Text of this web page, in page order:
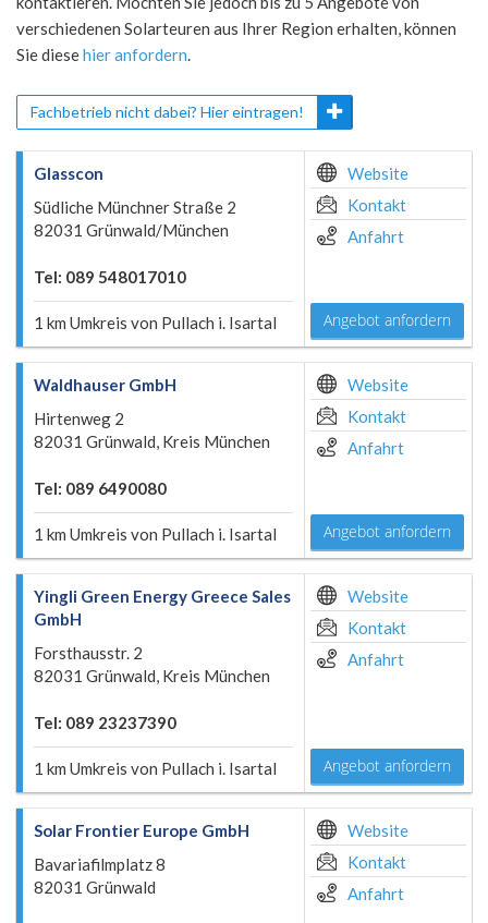
verschiedenen Solarteuren aus Ihrer Region erhalten, können
Sie diesehier anfordern.
Fachbetrieb nicht dabei? Hier eintragen!
Glasscon
Südliche Münchner Straße 2
82031 Grünwald/München
Tel: 089 548017010
1 km Umkreis von Pullach i. Isartal
Website
Kontakt
Anfahrt
Angebot anfordern
Waldhauser GmbH
Hirtenweg 2
82031 Grünwald, Kreis München
Tel: 089 6490080
1 km Umkreis von Pullach i. Isartal
Website
Kontakt
Anfahrt
Angebot anfordern
Yingli Green Energy Greece Sales
GmbH
Forsthausstr. 2
82031 Grünwald, Kreis München
Tel: 089 23237390
1 km Umkreis von Pullach i. Isartal
Website
Kontakt
Anfahrt
Angebot anfordern
Solar Frontier Europe GmbH
Bavariafilmplatz 8
82031 Grünwald
Website
Kontakt
Anfahrt